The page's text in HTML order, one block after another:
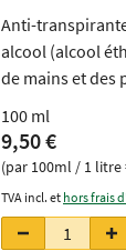
Anti-
alcool (alcool
de mains et des
100 ml
9,50 €
(par 100ml / 1 litre
TVA incl. et hors frais